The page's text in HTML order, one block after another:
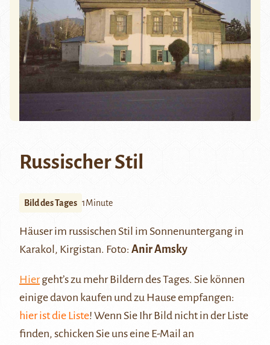
Russischer Stil
Bild des Tages 1Minute
Häuser im russischen Stil im Sonnenuntergang in
Karakol, Kirgistan. Foto: Anir Amsky
Hiergeht’s zu mehr Bildern des Tages. Sie können
einige davon kaufen und zu Hause empfangen:
hier ist die Liste! Wenn Sie Ihr Bild nicht in der Liste
finden, schicken Sie uns eine E-Mail an